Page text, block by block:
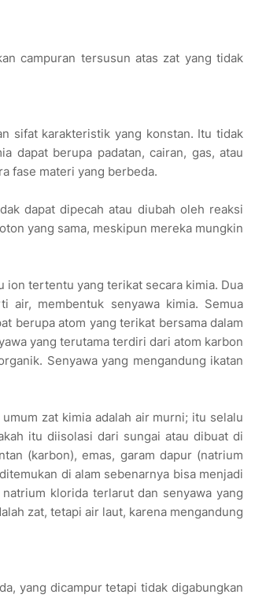
campuran tersusun atas zat yang tidak
sifat karakteristik yang konstan. Itu tidak
dapat berupa padatan, cairan, gas, atau
fase materi yang berbeda.
dapat dipecah atau diubah oleh reaksi
yang sama, meskipun mereka mungkin
ion tertentu yang terikat secara kimia. Dua
air, membentuk senyawa kimia. Semua
berupa atom yang terikat bersama dalam
yang terutama terdiri dari atom karbon
Senyawa yang mengandung ikatan
zat kimia adalah air murni; itu selalu
itu diisolasi dari sungai atau dibuat di
(karbon), emas, garam dapur (natrium
di alam sebenarnya bisa menjadi
klorida terlarut dan senyawa yang
zat, tetapi air laut, karena mengandung
yang dicampur tetapi tidak digabungkan